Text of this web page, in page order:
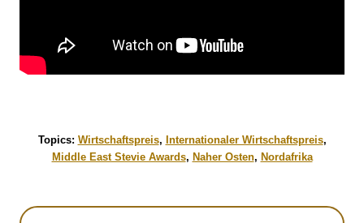
Topics: Wirtschaftspreis, Internationaler Wirtschaftspreis,
Middle East Stevie Awards, Naher Osten, Nordafrika